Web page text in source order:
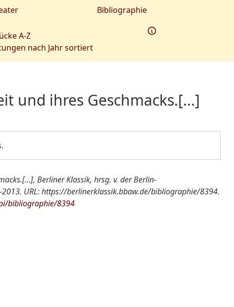
A-Z
nach Jahr sortiert
Bibliographie
und ihres Geschmacks.[...]
Berliner Klassik, hrsg. v. der Berlin-
URL: https://berlinerklassik.bbaw.de/bibliographie/8394.
bibliographie/8394